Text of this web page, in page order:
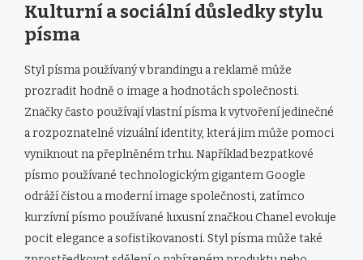
Kulturní a sociální důsledky stylu
písma
Styl písma používaný v brandingu a reklamě může
prozradit hodně o image a hodnotách společnosti.
Značky často používají vlastní písma k vytvoření jedinečné
a rozpoznatelné vizuální identity, která jim může pomoci
vyniknout na přeplněném trhu. Například bezpatkové
písmo používané technologickým gigantem Google
odráží čistou a moderní image společnosti, zatímco
kurzívní písmo používané luxusní značkou Chanel evokuje
pocit elegance a sofistikovanosti. Styl písma může také